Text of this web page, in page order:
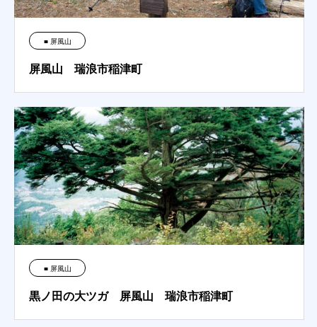
■ 屏風山
屏風山 瑞浪市稲津町
■ 屏風山
黒ノ田の大ツガ 屏風山 瑞浪市稲津町